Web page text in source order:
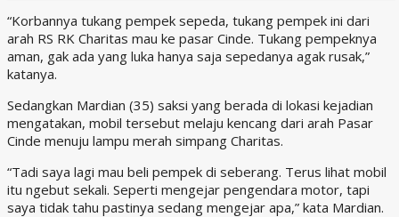
“Korbannya tukang pempek sepeda, tukang pempek ini dari
arah RS RK Charitas mau ke pasar Cinde. Tukang pempeknya
aman, gak ada yang luka hanya saja sepedanya agak rusak,”
katanya.
Sedangkan Mardian (35) saksi yang berada di lokasi kejadian
mengatakan, mobil tersebut melaju kencang dari arah Pasar
Cinde menuju lampu merah simpang Charitas.
“Tadi saya lagi mau beli pempek di seberang. Terus lihat mobil
itu ngebut sekali. Seperti mengejar pengendara motor, tapi
saya tidak tahu pastinya sedang mengejar apa,” kata Mardian.